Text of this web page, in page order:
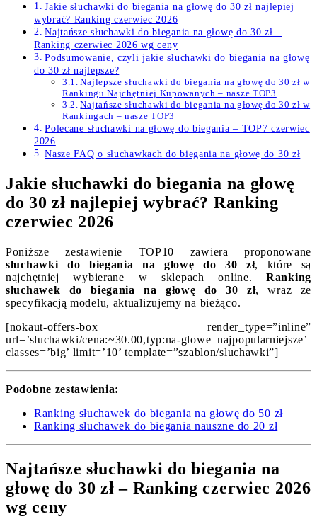
Jakie słuchawki do biegania na głowę do 30 zł najlepiej
wybrać? Ranking czerwiec 2026
Najtańsze słuchawki do biegania na głowę do 30 zł –
Ranking czerwiec 2026 wg ceny
Podsumowanie, czyli jakie słuchawki do biegania na głowę
do 30 zł najlepsze?
Najlepsze słuchawki do biegania na głowę do 30 zł w
Rankingu Najchętniej Kupowanych – nasze TOP3
Najtańsze słuchawki do biegania na głowę do 30 zł w
Rankingach – nasze TOP3
Polecane słuchawki na głowę do biegania – TOP7 czerwiec
2026
Nasze FAQ o słuchawkach do biegania na głowę do 30 zł
Jakie słuchawki do biegania na głowę
do 30 zł najlepiej wybrać? Ranking
czerwiec 2026
Poniższe zestawienie TOP10 zawiera proponowane
słuchawki do biegania na głowę do 30 zł, które są
najchętniej wybierane w sklepach online.Ranking
słuchawek do biegania na głowę do 30 zł, wraz ze
specyfikacją modelu, aktualizujemy na bieżąco.
[nokaut-offers-box render_type=”inline”
url=’sluchawki/cena:~30.00,typ:na-glowe–najpopularniejsze’
classes=’big’ limit=’10’ template=”szablon/sluchawki”]
Podobne zestawienia:
Ranking słuchawek do biegania na głowę do 50 zł
Ranking słuchawek do biegania nauszne do 20 zł
Najtańsze słuchawki do biegania na
głowę do 30 zł – Ranking czerwiec 2026
wg ceny